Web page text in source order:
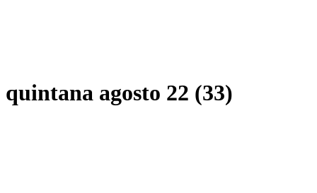
quintana agosto 22 (33)